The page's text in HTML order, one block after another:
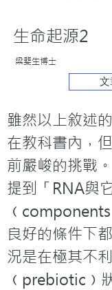
生命起源2
梁斐生博士
雖然以上敘述
在教科書內，
前嚴峻的挑戰
提到「RNA與
良好的條件下
況是在極其不
﹙prebiotic﹚